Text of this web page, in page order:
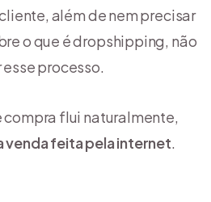
além de nem precisar
o que é dropshipping, não
processo.
compra flui naturalmente,
venda feita pela internet.